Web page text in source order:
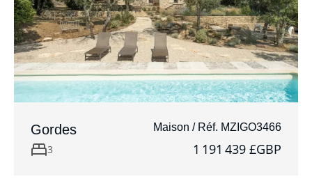
Gordes Maison / Réf. MZIGO3466
3 1 191 439 £GBP